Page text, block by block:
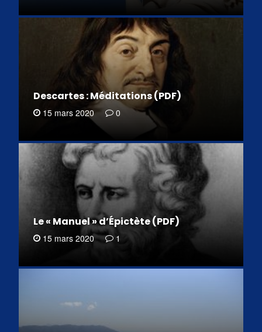
Descartes : Méditations (PDF)
15 mars 2020 0
Le « Manuel » d’Épictète (PDF)
15 mars 2020 1